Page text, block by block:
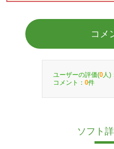
コメ
ユーザーの評価(0 人)
コメント： 0件
ソフト